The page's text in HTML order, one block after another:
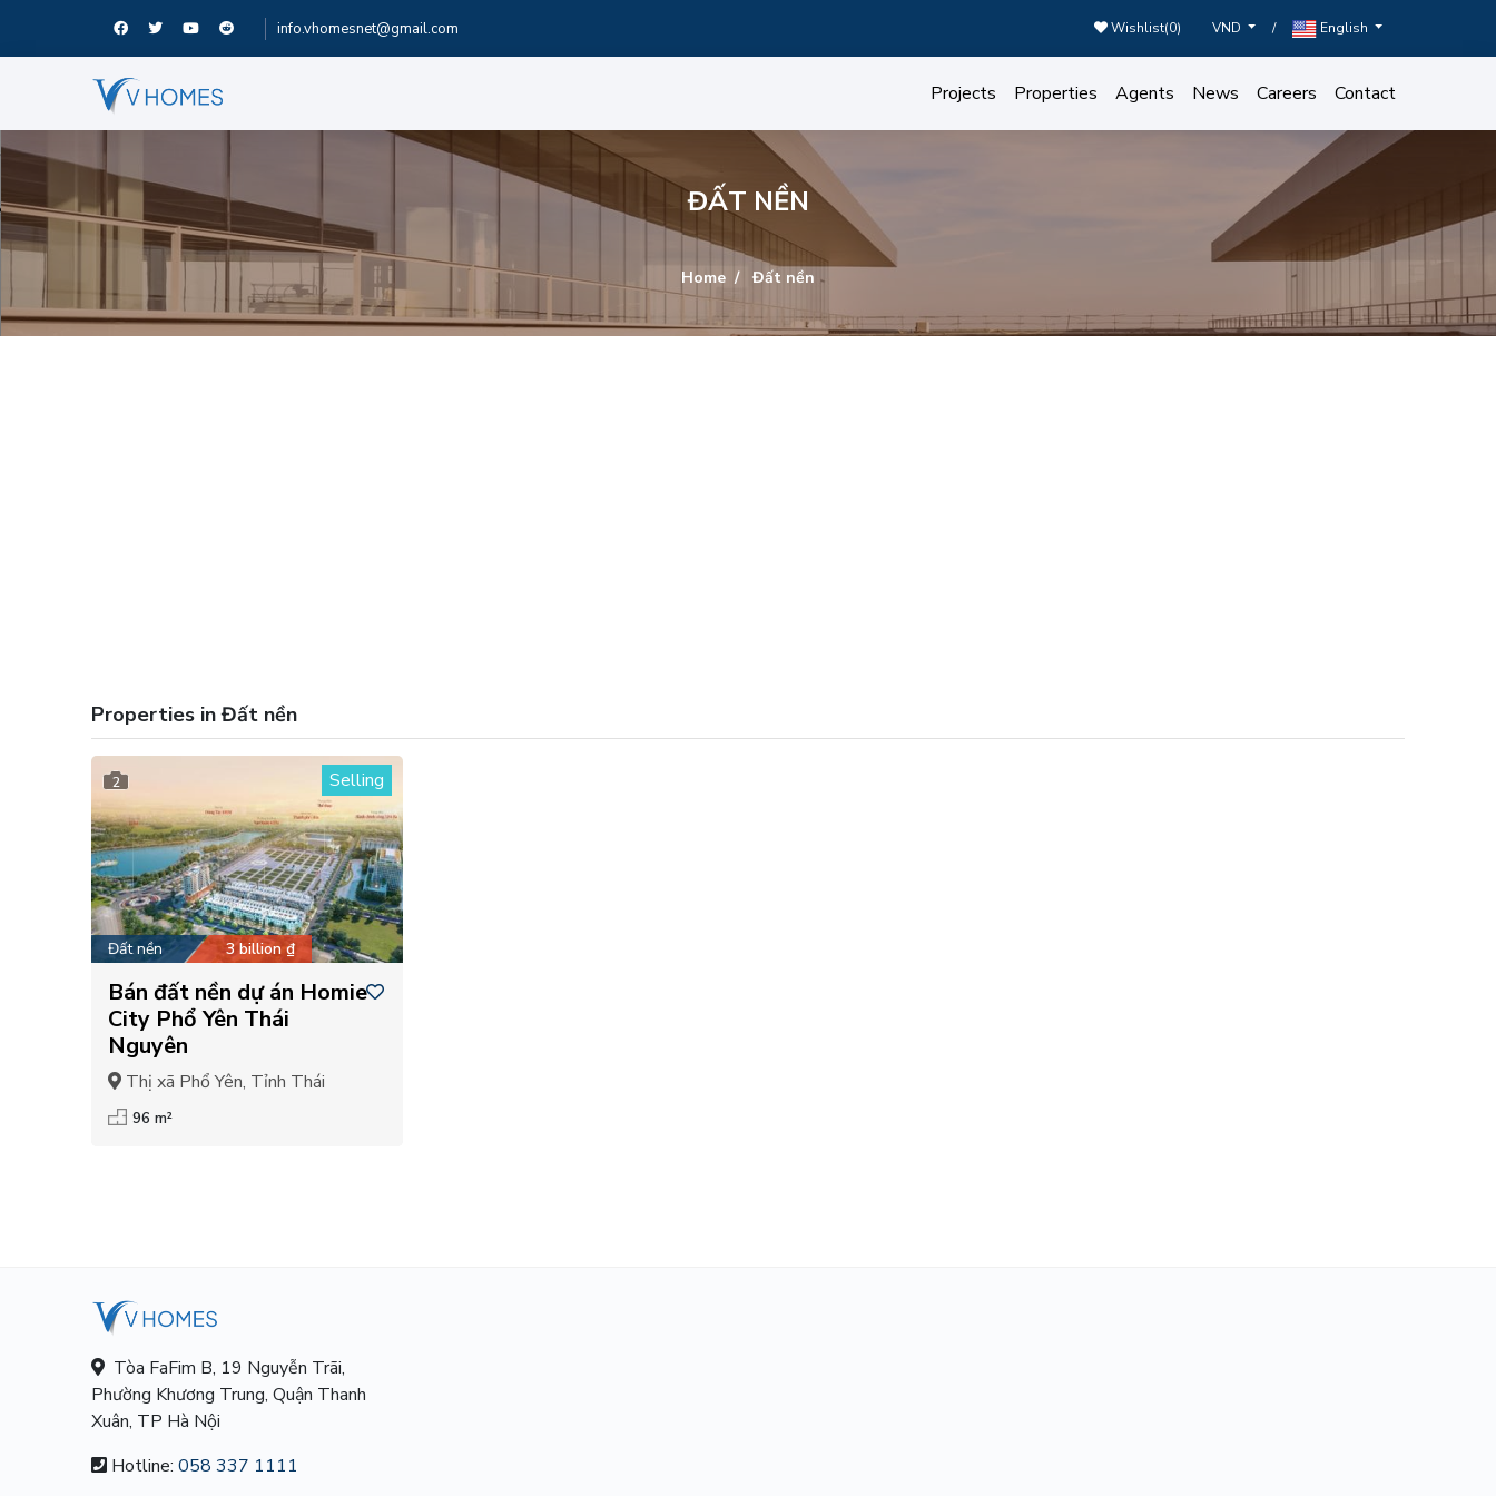
info.vhomesnet@gmail.com Wishlist(0) VND / English
Projects Properties Agents News Careers Contact
ĐẤT NỀN
Home Đất nền
Properties in Đất nền
2 Selling
Đất nền 3 billion ₫
Bán đất nền dự án Homie
City Phổ Yên Thái
Nguyên
Thị xã Phổ Yên, Tỉnh Thái
Nguyên
96 m²
Tòa FaFim B, 19 Nguyễn Trãi,
Phường Khương Trung, Quận Thanh
Xuân, TP Hà Nội
Hotline: 058 337 1111